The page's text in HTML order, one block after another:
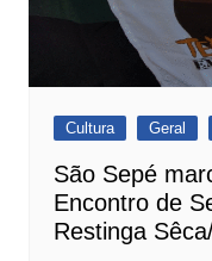
Cultura Geral
São Sepé
Encontro de
Restinga